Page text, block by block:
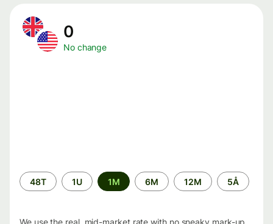
0
No change
Time
period
48T 1U 1M 6M 12M 5Å